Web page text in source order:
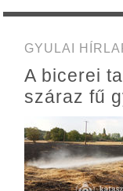
GYULAI
A bicerei
száraz fű